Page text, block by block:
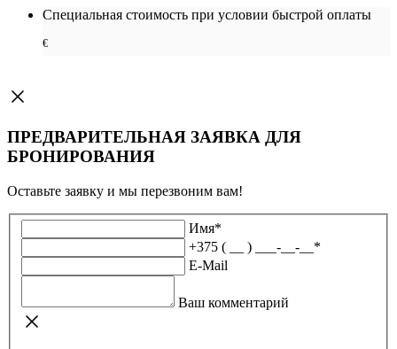
Специальная cтоимость при условии быстрой оплаты
€
ПРЕДВАРИТЕЛЬНАЯ ЗАЯВКА ДЛЯ
БРОНИРОВАНИЯ
Оставьте заявку и мы перезвоним вам!
Имя*
+375 ( __ ) ___-__-__ *
E-Mail
Ваш комментарий